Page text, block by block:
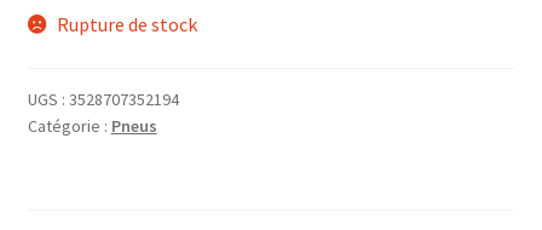
Rupture de stock
UGS : 3528707352194
Catégorie : Pneus